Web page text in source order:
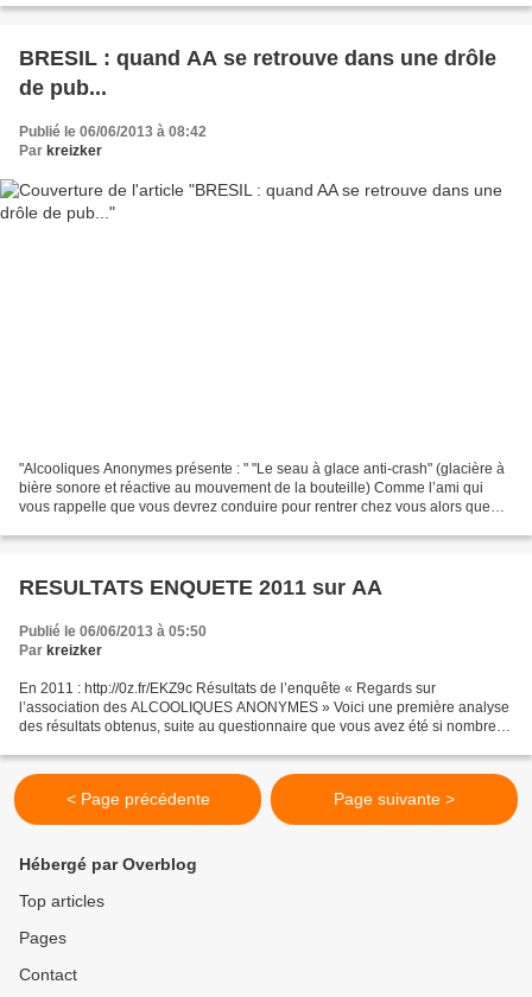
BRESIL : quand AA se retrouve dans une drôle
de pub...
Publié le 06/06/2013 à 08:42
Par kreizker
"Alcooliques Anonymes présente : " "Le seau à glace anti-crash" (glacière à
bière sonore et réactive au mouvement de la bouteille) Comme l’ami qui
vous rappelle que vous devrez conduire pour rentrer chez vous alors que
RESULTATS ENQUETE 2011 sur AA
Publié le 06/06/2013 à 05:50
Par kreizker
En 2011 : http://0z.fr/EKZ9c Résultats de l’enquête « Regards sur
l’association des ALCOOLIQUES ANONYMES » Voici une première analyse
des résultats obtenus, suite au questionnaire que vous avez été si nombreux
< Page précédente Page suivante >
Hébergé par Overblog
Top articles
Pages
Contact